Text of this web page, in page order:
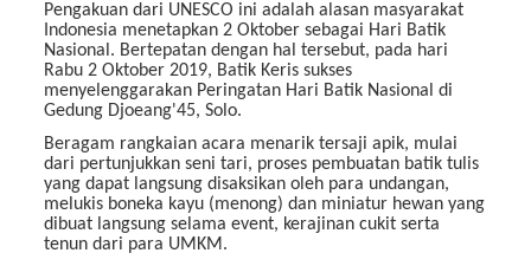
Pengakuan dari UNESCO ini adalah alasan masyarakat
Indonesia menetapkan 2 Oktober sebagai Hari Batik
Nasional. Bertepatan dengan hal tersebut, pada hari
Rabu 2 Oktober 2019, Batik Keris sukses
menyelenggarakan Peringatan Hari Batik Nasional di
Gedung Djoeang'45, Solo.
Beragam rangkaian acara menarik tersaji apik, mulai
dari pertunjukkan seni tari, proses pembuatan batik tulis
yang dapat langsung disaksikan oleh para undangan,
melukis boneka kayu (menong) dan miniatur hewan yang
dibuat langsung selama event, kerajinan cukit serta
tenun dari para UMKM.